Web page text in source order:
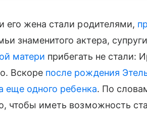
его жена стали родителями,
знаменитого актера,
матери прибегать не стали:
Вскоре после рождения
еще одного ребенка. По
чтобы иметь возможность